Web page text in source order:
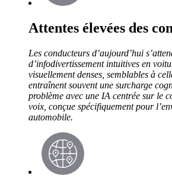
Attentes élevées des
Les conducteurs d’aujourd’hui
d’infodivertissement intuitives en
visuellement denses, semblables à
entraînent souvent une surcharge
problème avec une IA centrée sur le
voix, conçue spécifiquement pour
automobile.